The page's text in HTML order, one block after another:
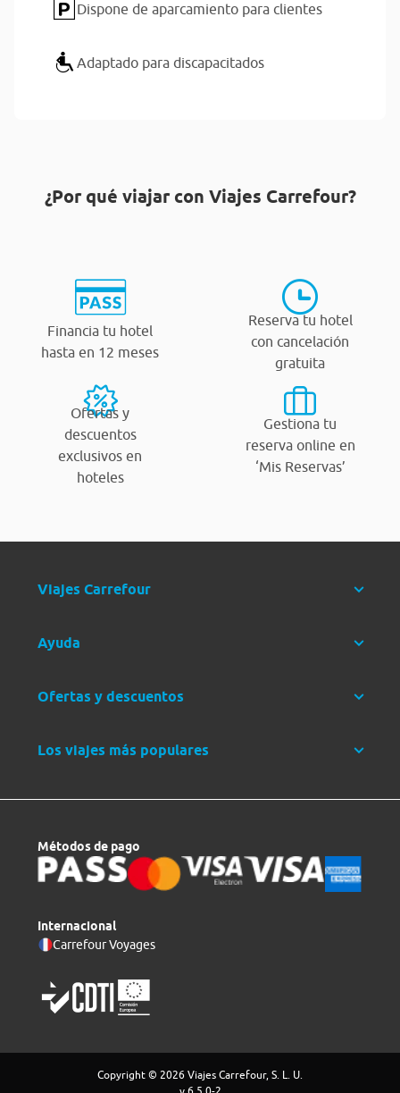
Dispone de aparcamiento para clientes
Adaptado para discapacitados
¿Por qué viajar con Viajes Carrefour?
Financia tu hotel
hasta en 12 meses
Reserva tu hotel
con cancelación
gratuita
Ofertas y
descuentos
exclusivos en
hoteles
Gestiona tu
reserva online en
‘Mis Reservas’
Viajes Carrefour
Ayuda
Ofertas y descuentos
Los viajes más populares
Métodos de pago
Internacional
Carrefour Voyages
Copyright © 2026 Viajes Carrefour, S. L. U.